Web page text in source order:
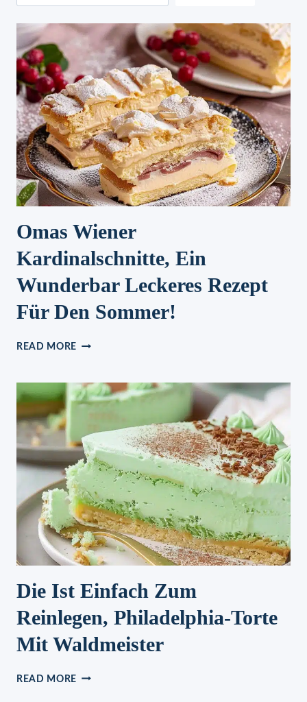
Omas Wiener
Kardinalschnitte, Ein
Wunderbar Leckeres Rezept
Für Den Sommer!
READ MORE OMAS
EIN
WUNDERBAR
REZEPT
FÜR
DEN
SOMMER!
Die Ist Einfach Zum
Reinlegen, Philadelphia-Torte
Mit Waldmeister
READ MORE DIE